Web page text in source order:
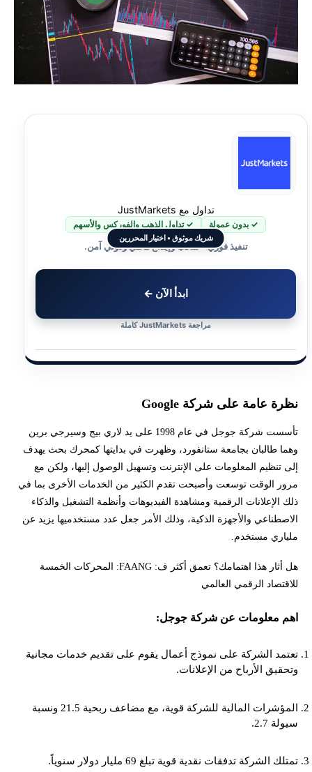
شريك موثوق • اختيار المحررين
تداول مع JustMarkets
✓ بدون عمولة ✓ تداول الذهب والفوركس والأسهم
تنفيذ فوري • سحب وإيداع محلي ودولي آمن.
ابدأ الآن ←
مراجعة JustMarkets كاملة
نظرة عامة على شركة Google
تأسست شركة جوجل في عام 1998 على يد لاري بيج وسيرجي برين
وهما طالبان بجامعة ستانفورد، وظهرت في بدايتها كمحرك بحث يهدف
إلى تنظيم المعلومات على الإنترنت وتسهيل الوصول إليها، ولكن مع
مرور الوقت توسعت وأصبحت تقدم الكثير من الخدمات الأخرى بما في
ذلك الإعلانات الرقمية ومشاهدة الفيديوهات وأنظمة التشغيل والذكاء
الاصطناعي والأجهزة الذكية، وذلك الأمر جعل عدد مستخدميها يزيد عن
ملياري مستخدم.
هل أثار هذا اهتمامك؟ تعمق أكثر ف: FAANG: المحركات الخمسة
للاقتصاد الرقمي العالمي
اهم معلومات عن شركة جوجل:
تعتمد الشركة على نموذج أعمال يقوم على تقديم خدمات مجانية
وتحقيق الأرباح من الإعلانات.
المؤشرات المالية للشركة قوية، مع مضاعف ربحية 21.5 ونسبة
سيولة 2.7.
تمتلك الشركة تدفقات نقدية قوية تبلغ 69 مليار دولار سنوياً.